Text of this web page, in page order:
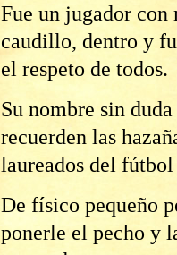
Fue un jugador con
caudillo, dentro y
el respeto de todos.
Su nombre sin
recuerden las
laureados del
De físico pequeño
ponerle el pecho y